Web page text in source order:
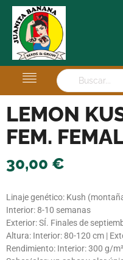
LEMON
FEM.
30,00 €
Linaje genético: Kush
Interior: 8-10 semanas
Exterior: SÍ. Finales de
Altura: Interior: 80-120 cm |
Rendimiento: Interior: 300 g/